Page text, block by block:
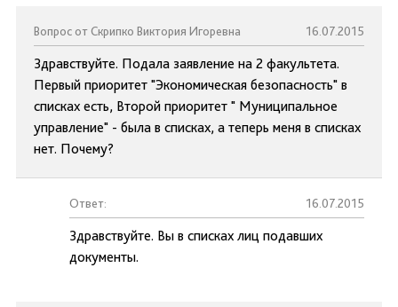
Вопрос от Скрипко Виктория Игоревна 16.07.2015
Здравствуйте. Подала заявление на 2 факультета.
Первый приоритет "Экономическая безопасность" в
списках есть, Второй приоритет " Муниципальное
управление" - была в списках, а теперь меня в списках
нет. Почему?
Ответ: 16.07.2015
Здравствуйте. Вы в списках лиц подавших
документы.